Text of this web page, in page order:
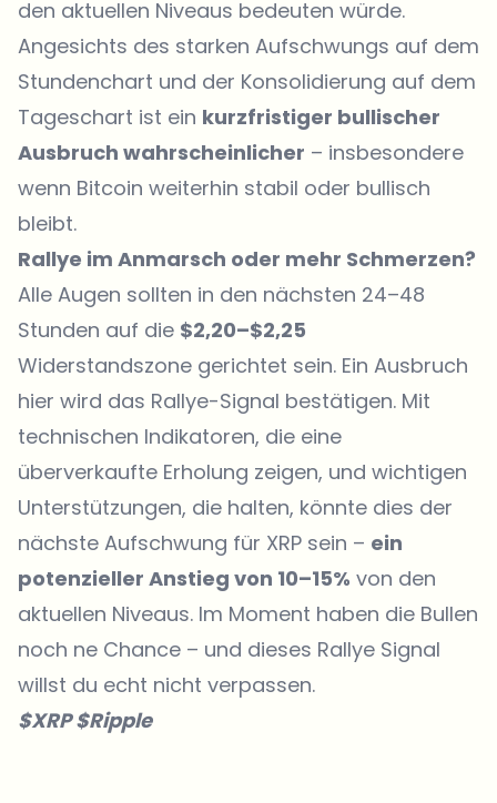
den aktuellen Niveaus bedeuten würde.
Angesichts des starken Aufschwungs auf dem
Stundenchart und der Konsolidierung auf dem
Tageschart ist ein kurzfristiger bullischer
Ausbruch wahrscheinlicher – insbesondere
wenn Bitcoin weiterhin stabil oder bullisch
bleibt.
Rallye im Anmarsch oder mehr Schmerzen?
Alle Augen sollten in den nächsten 24–48
Stunden auf die $2,20–$2,25
Widerstandszone gerichtet sein. Ein Ausbruch
hier wird das Rallye-Signal bestätigen. Mit
technischen Indikatoren, die eine
überverkaufte Erholung zeigen, und wichtigen
Unterstützungen, die halten, könnte dies der
nächste Aufschwung für XRP sein – ein
potenzieller Anstieg von 10–15% von den
aktuellen Niveaus. Im Moment haben die Bullen
noch ne Chance – und dieses Rallye Signal
willst du echt nicht verpassen.
$XRP $Ripple